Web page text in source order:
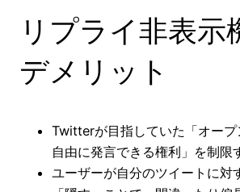
リプライ非表示
デメリット
Twitterが目指していた「オー
自由に発言できる権利」を制限
ユーザーが自分のツイートに対